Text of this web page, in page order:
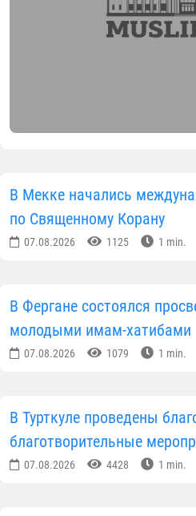
В Мекке начались
по Священному Корану
07.08.2026 1125 1 min.
В Фергане состоялся
молодыми имам-хатибами
07.08.2026 1079 1 min.
В Турткуле проведены
благотворительные
07.08.2026 4428 1 min.